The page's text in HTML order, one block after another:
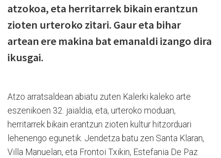
atzokoa, eta herritarrek bikain erantzun
zioten urteroko zitari. Gaur eta bihar
artean ere makina bat emanaldi izango dira
ikusgai.
Atzo arratsaldean abiatu zuten Kalerki kaleko arte
eszenikoen 32. jaialdia, eta, urteroko moduan,
herritarrek bikain erantzun zioten kultur hitzorduari
lehenengo egunetik. Jendetza batu zen Santa Klaran,
Villa Manuelan, eta Frontoi Txikin, Estefania De Paz